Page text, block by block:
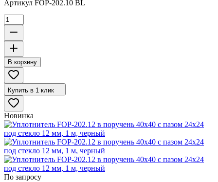
Артикул FOP-202.10 BL
В корзину
Купить в 1 клик
Новинка
По запросу